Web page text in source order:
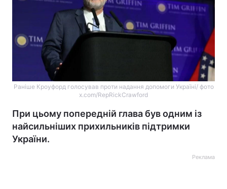
Раніше Кроуфорд голосував проти надання допомоги Україні/ фото
x.com/RepRickCrawford
При цьому попередній глава був одним із
найсильніших прихильників підтримки
України.
Реклама